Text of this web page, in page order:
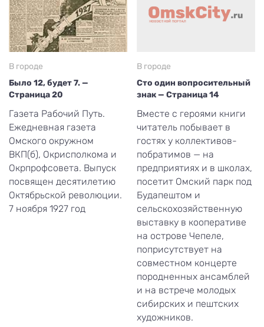
В городе
Было 12, будет 7. —
Страница 20
Газета Рабочий Путь.
Ежедневная газета
Омского окружном
ВКП(б), Окрисполкома и
Окрпрофсовета. Выпуск
посвящен десятилетию
Октябрьской революции.
7 ноября 1927 год
В городе
Сто один вопросительный
знак — Страница 14
Вместе с героями книги
читатель побывает в
гостях у коллективов-
побратимов — на
предприятиях и в школах,
посетит Омский парк под
Будапештом и
сельскохозяйственную
выставку в кооперативе
на острове Чепеле,
поприсутствует на
совместном концерте
породненных ансамблей
и на встрече молодых
сибирских и пештских
художников.